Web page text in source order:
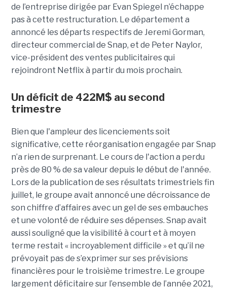
de l’entreprise dirigée par Evan Spiegel n’échappe
pas à cette restructuration. Le département a
annoncé les départs respectifs de Jeremi Gorman,
directeur commercial de Snap, et de Peter Naylor,
vice-président des ventes publicitaires qui
rejoindront Netflix à partir du mois prochain.
Un déficit de 422M$ au second
trimestre
Bien que l'ampleur des licenciements soit
significative, cette réorganisation engagée par Snap
n’a rien de surprenant. Le cours de l'action a perdu
près de 80 % de sa valeur depuis le début de l'année.
Lors de la publication de ses résultats trimestriels fin
juillet, le groupe avait annoncé une décroissance de
son chiffre d’affaires avec un gel de ses embauches
et une volonté de réduire ses dépenses. Snap avait
aussi souligné que la visibilité à court et à moyen
terme restait « incroyablement difficile » et qu’il ne
prévoyait pas de s’exprimer sur ses prévisions
financières pour le troisième trimestre. Le groupe
largement déficitaire sur l’ensemble de l’année 2021,